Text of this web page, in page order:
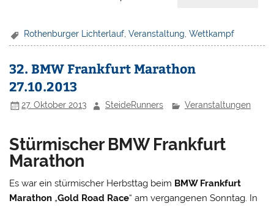
Rothenburger Lichterlauf,Veranstaltung,Wettkampf
32. BMW Frankfurt Marathon
27.10.2013
27. Oktober 2013 SteideRunners Veranstaltungen
Stürmischer BMW Frankfurt
Marathon
Es war ein stürmischer Herbsttag beim BMW Frankfurt
Marathon „Gold Road Race“ am vergangenen Sonntag. In